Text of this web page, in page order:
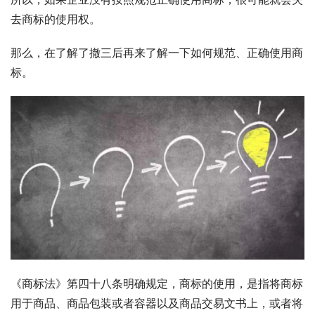
去商标的使用权。
那么，在了解了撤三后再来了解一下如何规范、正确使用商
标。
《商标法》第四十八条明确规定，商标的使用，是指将商标
用于商品、商品包装或者容器以及商品交易文书上，或者将